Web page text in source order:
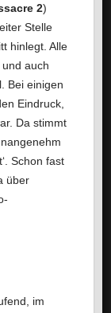
2)
Stelle
hinlegt. Alle
auch
Bei einigen
Eindruck,
Da stimmt
Schon fast
über
im